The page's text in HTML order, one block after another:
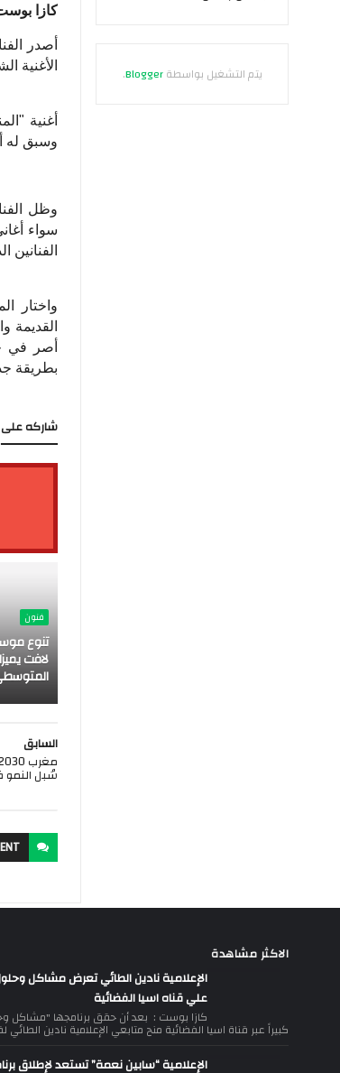
يتم التشغيل بواسطةBlogger
.
كازا
أصدر
الأغنية
أغنية
وسبق له
وظل
سواء
واختار
القديمة
أصر في
بطريقة
شاركه على
فنون
تنوع
لافت
السابق
سُبل النمو
الاكثر مشاهدة
الإعلامية نادين الطائي تعرض مشاكل
علي قناه اسيا الفضائية
كازا بوست : بعد أن حقق برنامجها "مشاكل
كبيراً عبر قناة اسيا الفضائية منح متابعي الإعلامية نادين الطائي
الإعلامية “سابين نعمة” تستعد لإطلاق